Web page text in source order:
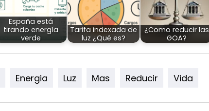
España está
tirando energía
verde
Tarifa indexada de
luz ¿Qué es?
¿Como reducir las
GOA?
Energia Luz Mas Reducir Vida